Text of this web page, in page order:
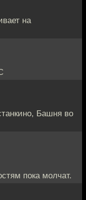
на
Башня во
пока молчат.